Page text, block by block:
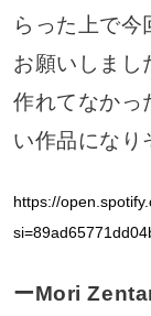
らった上で
お願いしまし
作れてなかっ
い作品になり
https://
ーMori